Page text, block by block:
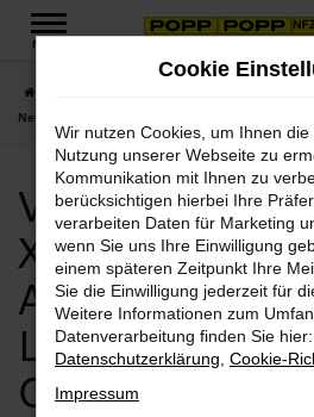
Zum
MENÜ
Neuwagen Angebote mit Lieferservice nach
Volvo
XC90
Angebote mit
Lieferservice
Chemnitz
Cookie
Wir nutzen Cookies, um Ihnen
Nutzung unserer Webseite zu
Kommunikation mit Ihnen zu
berücksichtigen hierbei Ihre
verarbeiten Daten für Marketing
wenn Sie uns Ihre Einwilligung
einem späteren Zeitpunkt Ihre
Sie die Einwilligung jederzeit für
Weitere Informationen zum
Datenverarbeitung finden Sie hier:
Datenschutzerklärung Cookie-
Impressum